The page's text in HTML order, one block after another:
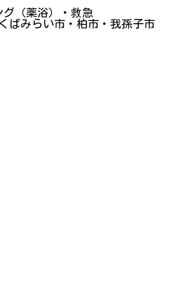
グ（薬浴）・救急
ばみらい市・柏市・我孫子市